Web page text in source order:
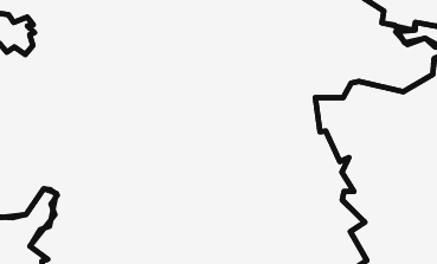
in 30 Sekunden zu einem Pflegeplatz
bei Ihnen.